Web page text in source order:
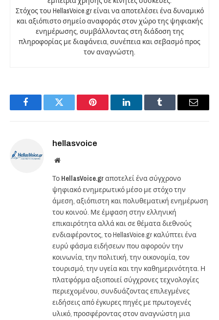
Στόχος του HellasVoice.gr είναι να αποτελέσει ένα δυναμικό
και αξιόπιστο σημείο αναφοράς στον χώρο της ψηφιακής
ενημέρωσης, συμβάλλοντας στη διάδοση της
πληροφορίας με διαφάνεια, συνέπεια και σεβασμό προς
τον αναγνώστη.
FacebookTwitter Pinterest LinkedInTumblr Email
hellasvoice
Website
Το HellasVoice.grαποτελεί ένα σύγχρονο
ψηφιακό ενημερωτικό μέσο με στόχο την
άμεση, αξιόπιστη και πολυθεματική ενημέρωση
του κοινού. Με έμφαση στην ελληνική
επικαιρότητα αλλά και σε θέματα διεθνούς
ενδιαφέροντος, το HellasVoice.gr καλύπτει ένα
ευρύ φάσμα ειδήσεων που αφορούν την
κοινωνία, την πολιτική, την οικονομία, τον
τουρισμό, την υγεία και την καθημερινότητα. Η
πλατφόρμα αξιοποιεί σύγχρονες τεχνολογίες
περιεχομένου, συνδυάζοντας επιλεγμένες
ειδήσεις από έγκυρες πηγές με πρωτογενές
υλικό, προσφέροντας στον αναγνώστη μια